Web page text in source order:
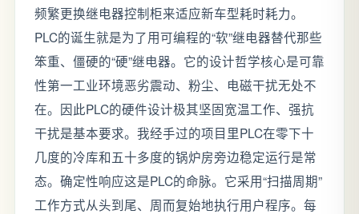
频繁更换继电器控制柜来适应新车型耗时耗力。
PLC的诞生就是为了用可编程的“软”继电器替代那些
笨重、僵硬的“硬”继电器。它的设计哲学核心是可靠
性第一工业环境恶劣震动、粉尘、电磁干扰无处不
在。因此PLC的硬件设计极其坚固宽温工作、强抗
干扰是基本要求。我经手过的项目里PLC在零下十
几度的冷库和五十多度的锅炉房旁边稳定运行是常
态。确定性响应这是PLC的命脉。它采用“扫描周期”
工作方式从头到尾、周而复始地执行用户程序。每